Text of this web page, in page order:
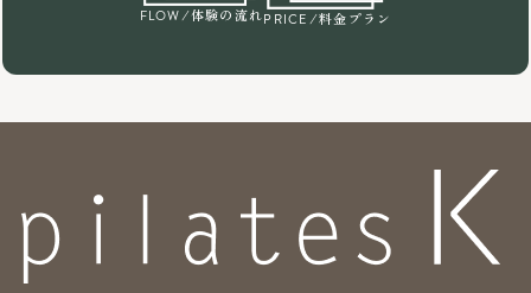
FLOW /体験の流れPRICE /料金プラン